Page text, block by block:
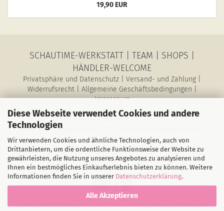
Diese Webseite verwendet Cookies und andere
Technologien
Wir verwenden Cookies und ähnliche Technologien, auch von
Drittanbietern, um die ordentliche Funktionsweise der Website zu
gewährleisten, die Nutzung unseres Angebotes zu analysieren und
Ihnen ein bestmögliches Einkaufserlebnis bieten zu können. Weitere
Informationen finden Sie in unserer Datenschutzerklärung.
Alle Akzeptieren
19,90 EUR
SCHAUTIME-WERKSTATT TEAM SHOPS
HÄNDLER-WELCOME
Privatsphäre und Datenschutz Versand- und Zahlung
Widerrufsrecht| Allgemeine Geschäftsbedingungen
Impressum
SchauTime Conni Jeschke, Barbarastr. 27, 40764 Langenfeld
Montag bis Donnerstag 10 - 15 Uhr und Freitags gerne nach
Vereinbarung
E-Mail: magazin@schau-time.de • Telefon: 02173-3946730 •
Mobil: 01578-6387198 • Fax: 02173-1068796
SchauTime Showroom in den Netzwerken. Was ist Trend und